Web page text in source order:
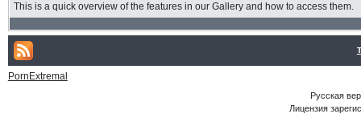
This is a quick overview of the features in our Gallery and how to access them.
PornExtremal
Русская
Лицензия